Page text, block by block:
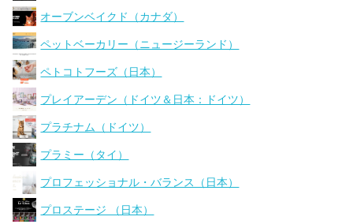
オーブンベイクド（カナダ）
ペットベーカリー（ニュージーランド）
ペトコトフーズ（日本）
プレイアーデン（ドイツ＆日本：ドイツ）
プラチナム（ドイツ）
プラミー（タイ）
プロフェッショナル・バランス（日本）
プロステージ （日本）